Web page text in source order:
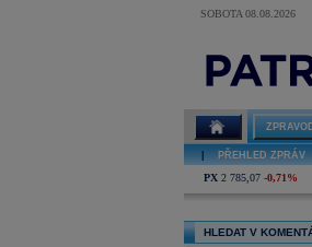
SOBOTA 08.08.2026
PŘEHLED ZPRÁV
PX 2 785,07 -0,71%
HLEDAT V